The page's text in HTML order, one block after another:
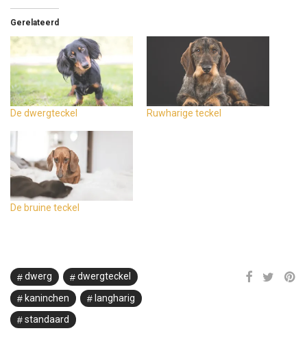
Gerelateerd
De dwergteckel Ruwharige teckel
De bruine teckel
dwerg
dwergteckel
kaninchen
langharig
standaard